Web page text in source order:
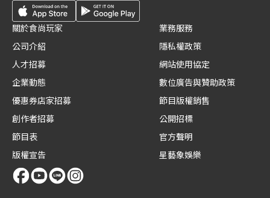
關於食尚玩家
公司介紹
人才招募
企業動態
優惠券店家招募
創作者招募
節目表
版權宣告
業務服務
隱私權政策
網站使用協定
數位廣告與贊助政策
節目版權銷售
公開招標
官方聲明
星藝象娛樂